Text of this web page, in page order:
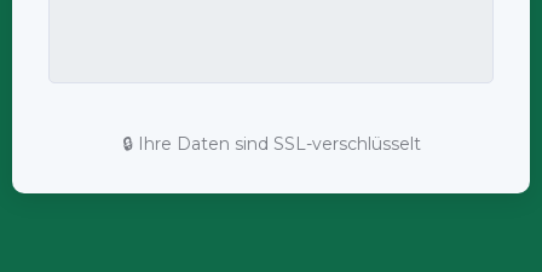
🔒 Ihre Daten sind SSL-verschlüsselt